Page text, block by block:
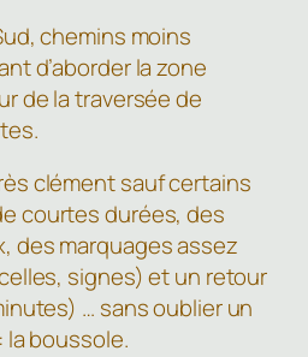
chemins moins
d’aborder la zone
de la traversée de
clément sauf certains
courtes durées, des
des marquages assez
signes) et un retour
… sans oublier un
boussole.